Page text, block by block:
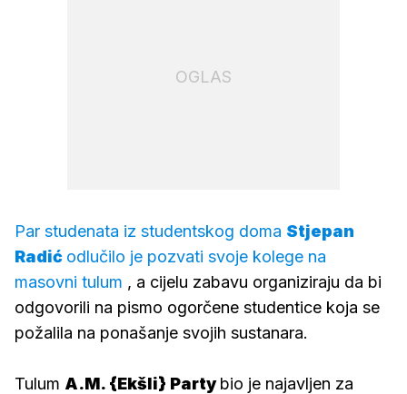
OGLAS
Par studenata iz studentskog doma Stjepan
Radić odlučilo je pozvati svoje kolege na
masovni tulum , a cijelu zabavu organiziraju da bi
odgovorili na pismo ogorčene studentice koja se
požalila na ponašanje svojih sustanara.
Tulum A.M. {Ekšli} Partybio je najavljen za